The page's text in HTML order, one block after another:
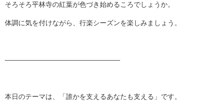
そろそろ平林寺の紅葉が色づき始めるころでしょうか。
体調に気を付けながら、行楽シーズンを楽しみましょう。
―――――――――――――――――
本日のテーマは、「誰かを支えるあなたも支える」です。